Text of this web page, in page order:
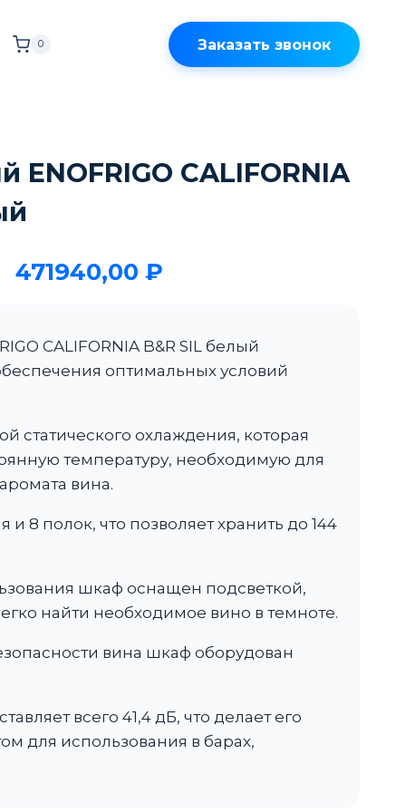
0 Заказать звонок
CALIFORNIA
471940,00₽
CALIFORNIA B&R SIL белый
оптимальных условий
статического охлаждения, которая
температуру, необходимую для
вина.
8 полок, что позволяет хранить до 144
шкаф оснащен подсветкой,
найти необходимое вино в темноте.
вина шкаф оборудован
всего 41,4 дБ, что делает его
для использования в барах,